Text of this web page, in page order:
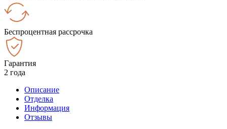
Беспроцентная рассрочка
Гарантия
2 года
Описание
Отделка
Информация
Отзывы